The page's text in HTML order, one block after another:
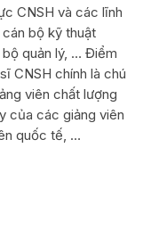
CNSH và các lĩnh
bộ kỹ thuật
quản lý, … Điểm
CNSH chính là chú
viên chất lượng
của các giảng viên
quốc tế, …